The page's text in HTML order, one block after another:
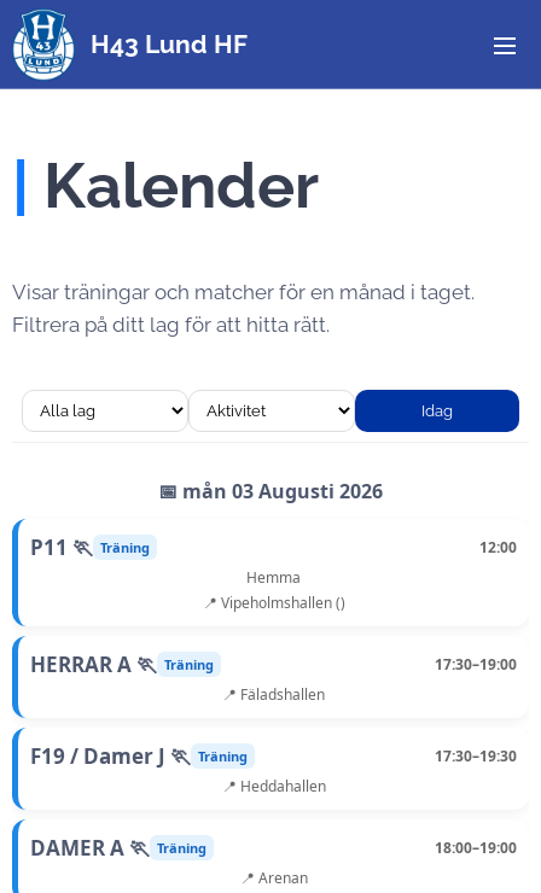
H43 Lund HF
Kalender
Visar träningar och matcher för en månad i taget.
Filtrera på ditt lag för att hitta rätt.
Idag
📅 mån 03 Augusti 2026
P11 🏃 Träning
12:00
Hemma
📍 Vipeholmshallen ()
HERRAR A 🏃 Träning
17:30–19:00
📍 Fäladshallen
F19 / Damer J 🏃 Träning
17:30–19:30
📍 Heddahallen
DAMER A 🏃 Träning
18:00–19:00
📍 Arenan